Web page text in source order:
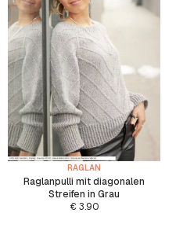
RAGLAN
Raglanpulli mit diagonalen
Streifen in Grau
€3.90